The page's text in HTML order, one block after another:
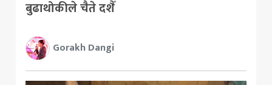
बुढाथोकीले चैते दशैँ
Gorakh Dangi